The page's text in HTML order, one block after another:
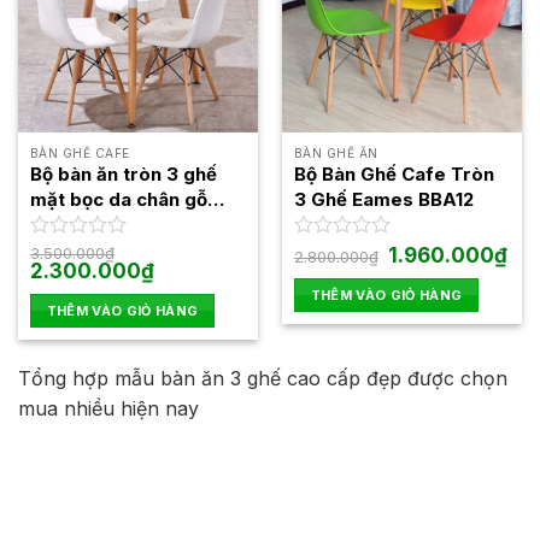
BÀN GHẾ CAFE
Bộ bàn ăn tròn 3 ghế
mặt bọc da chân gỗ
nhập khẩu LA-BBA13
Được
xếp
hạng
0
5
sao
3.500.000₫
Giá
gốc
là:
3.500.000₫.
2.300.000₫Giá
hiện
tại
là:
2.300.000₫.
THÊM VÀO GIỎ HÀNG
BÀN GHẾ ĂN
Bộ Bàn Ghế Cafe Tròn
3 Ghế Eames BBA12
Được
hạng
0
5
2.800.000₫ Giá
gốc
là:
2.800.000₫.
1.960.000₫Giá
hiện
THÊM VÀO GIỎ HÀNG
Tổng hợp mẫu bàn ăn 3 ghế cao cấp đẹp được chọn
mua nhiều hiện nay